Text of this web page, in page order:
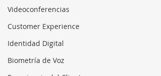
Videoconferencias
Customer Experience
Identidad Digital
Biometría de Voz